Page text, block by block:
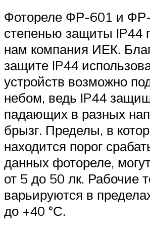
Фотореле ФР-601 и
степенью защиты IP44
нам компания ИЕК.
защите IP44
устройств возможно
небом, ведь IP44
падающих в разных
брызг. Пределы, в
находится порог
данных фотореле,
от 5 до 50 лк. Рабочие
варьируются в
до +40 °С.